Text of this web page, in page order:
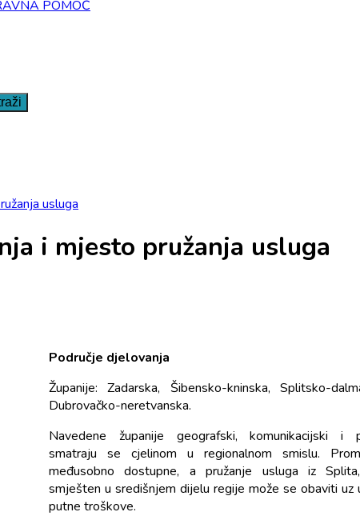
POMOĆ
usluga
i mjesto pružanja usluga
Područje djelovanja
Županije: Zadarska, Šibensko-kninska, Splitsko-
Dubrovačko-neretvanska.
Navedene županije geografski, komunikacijski i
smatraju se cjelinom u regionalnom smislu.
međusobno dostupne, a pružanje usluga iz
smješten u središnjem dijelu regije može se obaviti uz
putne troškove.